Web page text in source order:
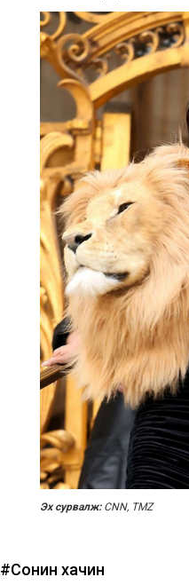
Эх сурвалж: CNN, TMZ
#Сонин хачин